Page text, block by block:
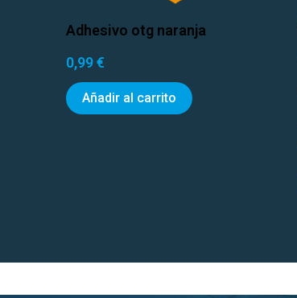
Adhesivo otg naranja
0,99€
Añadir al carrito